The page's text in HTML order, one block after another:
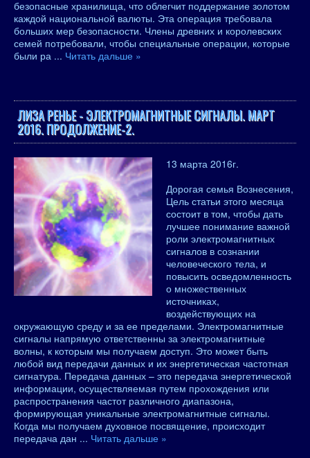
безопасные хранилища, что облегчит поддержание золотом
каждой национальной валюты. Эта операция требовала
больших мер безопасности. Члены древних и королевских
семей потребовали, чтобы специальные операции, которые
были ра ... Читать дальше »
ЛИЗА РЕНЬЕ - ЭЛЕКТРОМАГНИТНЫЕ СИГНАЛЫ. МАРТ
2016. ПРОДОЛЖЕНИЕ-2.
13 марта 2016г.
Дорогая семья Вознесения,
Цель статьи этого месяца
состоит в том, чтобы дать
лучшее понимание важной
роли электромагнитных
сигналов в сознании
человеческого тела, и
повысить осведомленность
о множественных
источниках,
воздействующих на
окружающую среду и за ее пределами. Электромагнитные
сигналы напрямую ответственны за электромагнитные
волны, к которым мы получаем доступ. Это может быть
любой вид передачи данных и их энергетическая частотная
сигнатура. Передача данных – это передача энергетической
информации, осуществляемая путем прохождения или
распространения частот различного диапазона,
формирующая уникальные электромагнитные сигналы.
Когда мы получаем духовное посвящение, происходит
передача дан ... Читать дальше »